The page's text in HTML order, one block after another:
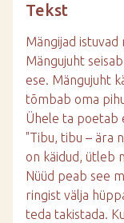
Tekst
Mängijad istuvad
Mängujuht
ese. Mängujuht
tõmbab oma
Ühele ta poetab
"Tibu, tibu – ära
on käidud, ütleb
Nüüd peab see
ringist välja
teda takistada.